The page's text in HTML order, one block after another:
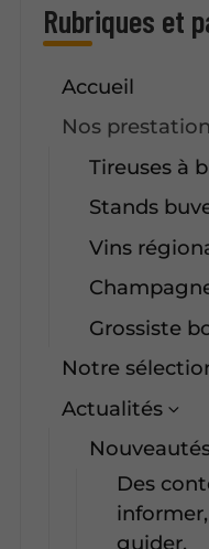
Rubriques et
Accueil
Nos
Tireuses à
Stands
Vins
Grossiste
Notre
Actualités
Des
guider.